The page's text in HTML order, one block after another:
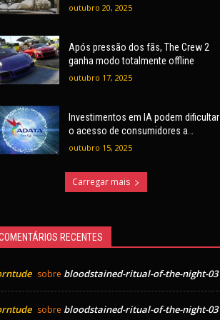
outubro 20, 2025
Após pressão dos fãs, The Crew 2
ganha modo totalmente offline
outubro 17, 2025
Investimentos em IA podem dificultar
o acesso de consumidores a
hardware, alerta ADATA
outubro 15, 2025
Carregar mais
RECENTES
sobre bloodstained-ritual-of-the-night-03
sobre bloodstained-ritual-of-the-night-03